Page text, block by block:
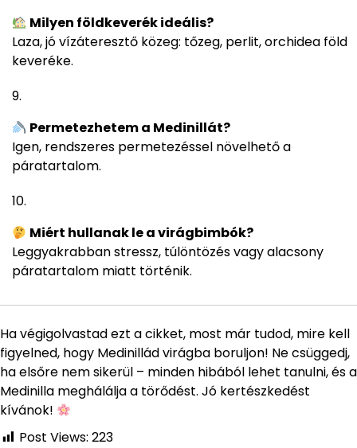
Milyen földkeverék ideális?
Laza, jó vízáteresztő közeg: tőzeg, perlit, orchidea föld
keveréke.
Permetezhetem a Medinillát?
Igen, rendszeres permetezéssel növelhető a
páratartalom.
Miért hullanak le a virágbimbók?
Leggyakrabban stressz, túlöntözés vagy alacsony
páratartalom miatt történik.
Ha végigolvastad ezt a cikket, most már tudod, mire kell
figyelned, hogy Medinillád virágba boruljon! Ne csüggedj,
ha elsőre nem sikerül – minden hibából lehet tanulni, és a
Medinilla meghálálja a törődést. Jó kertészkedést
kívánok!
Post Views: 223